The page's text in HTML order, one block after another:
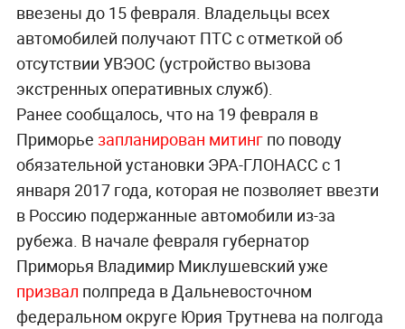
ввезены до 15 февраля. Владельцы всех
автомобилей получают ПТС с отметкой об
отсутствии УВЭОС (устройство вызова
экстренных оперативных служб).
Ранее сообщалось, что на 19 февраля в
Приморье запланирован митингпо поводу
обязательной установки ЭРА-ГЛОНАСС с 1
января 2017 года, которая не позволяет ввезти
в Россию подержанные автомобили из-за
рубежа. В начале февраля губернатор
Приморья Владимир Миклушевский уже
призвал полпреда в Дальневосточном
федеральном округе Юрия Трутнева на полгода